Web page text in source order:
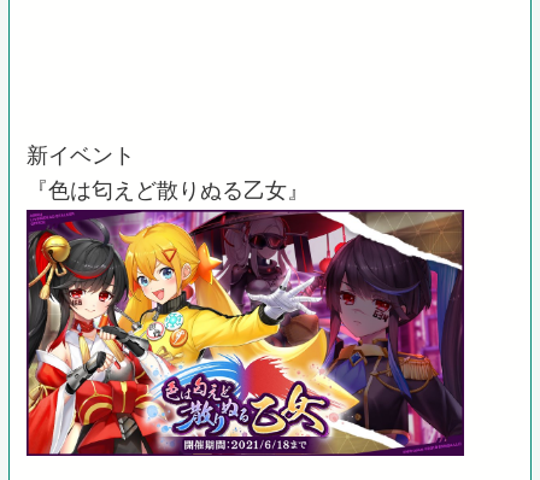
新イベント
『色は匂えど散りぬる乙女』